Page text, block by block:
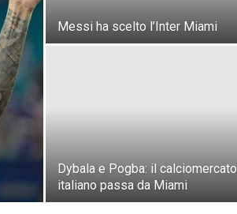
Messi ha scelto l’Inter Miami
Dybala e Pogba: il calciomercato
italiano passa da Miami